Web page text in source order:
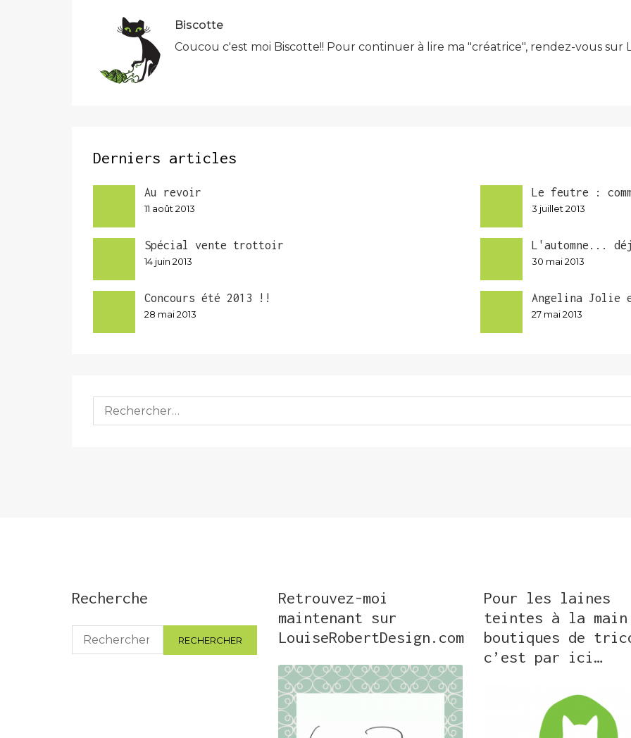
Biscotte
Coucou c'est moi Biscotte!! Pour continuer à lire ma "créatrice", rendez-vous sur
Derniers articles
Au revoir
11 août 2013
Le feutre :
3 juillet 2013
Spécial vente trottoir
14 juin 2013
L'automne...
30 mai 2013
Concours été 2013 !!
28 mai 2013
Angelina Jolie
27 mai 2013
Rechercher :
Recherche
Rechercher :
Retrouvez-moi
maintenant sur
LouiseRobertDesign.com
Pour les laines
teintes à la
boutiques de
c’est par ici…